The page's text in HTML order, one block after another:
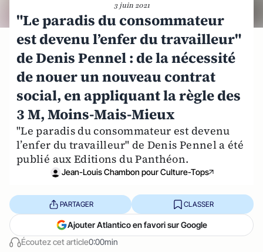
3 juin 2021
"Le paradis du consommateur
est devenu l’enfer du travailleur"
de Denis Pennel : de la nécessité
de nouer un nouveau contrat
social, en appliquant la règle des
3 M, Moins-Mais-Mieux
"Le paradis du consommateur est devenu
l’enfer du travailleur" de Denis Pennel a été
publié aux Editions du Panthéon.
Jean-Louis Chambon pour Culture-Tops
Écoutez cet article0:00min
PARTAGER CLASSER
Ajouter Atlantico en favori sur Google